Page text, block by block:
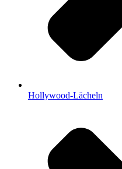
Hollywood-Lächeln